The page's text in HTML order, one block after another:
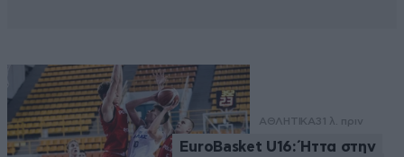
ΑΘΛΗΤΙΚΑ31 λ. πριν
EuroBasket U16: Ήττα στην